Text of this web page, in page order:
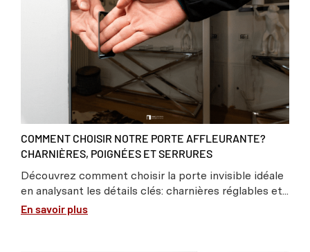
COMMENT CHOISIR NOTRE PORTE AFFLEURANTE?
CHARNIÈRES, POIGNÉES ET SERRURES
Découvrez comment choisir la porte invisible idéale
en analysant les détails clés: charnières réglables et...
En savoir plus